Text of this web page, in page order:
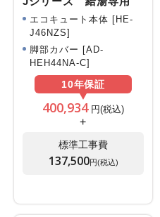
エコキュート本体 [HE-
J46NZS]
脚部カバー [AD-
HEH44NA-C]
10年保証
400,934円(税込)
+
標準工事費
137,500円(税込)